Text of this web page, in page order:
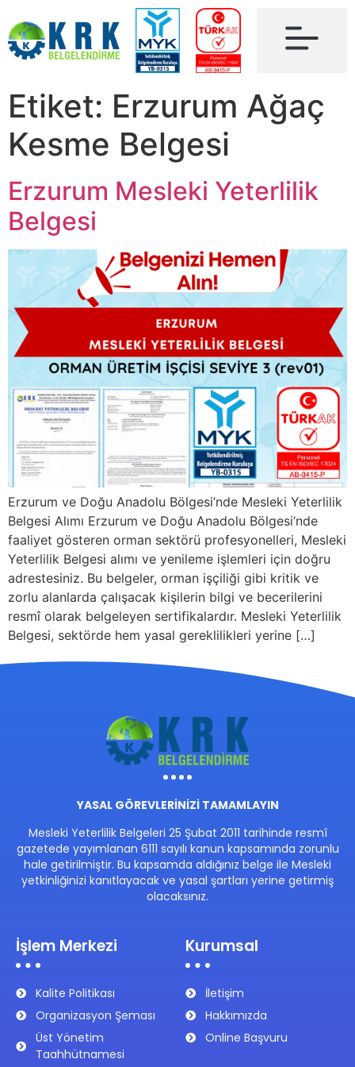
Etiket: Erzurum Ağaç
Kesme Belgesi
Erzurum Mesleki Yeterlilik
Belgesi
Erzurum ve Doğu Anadolu Bölgesi’nde Mesleki Yeterlilik
Belgesi Alımı Erzurum ve Doğu Anadolu Bölgesi’nde
faaliyet gösteren orman sektörü profesyonelleri, Mesleki
Yeterlilik Belgesi alımı ve yenileme işlemleri için doğru
adrestesiniz. Bu belgeler, orman işçiliği gibi kritik ve
zorlu alanlarda çalışacak kişilerin bilgi ve becerilerini
resmî olarak belgeleyen sertifikalardır. Mesleki Yeterlilik
Belgesi, sektörde hem yasal gereklilikleri yerine […]
YASAL GÖREVLERİNİZİ TAMAMLAYIN
Mesleki Yeterlilik Belgeleri 25 Şubat 2011 tarihinde resmî
gazetede yayımlanan 6111 sayılı kanun kapsamında zorunlu
hale getirilmiştir. Bu kapsamda aldığınız belge ile Mesleki
yetkinliğinizi kanıtlayacak ve yasal şartları yerine getirmiş
olacaksınız.
İşlem Merkezi
Kalite Politikası
Organizasyon Şeması
Üst Yönetim
Taahhütnamesi
Kurumsal
İletişim
Hakkımızda
Online Başvuru